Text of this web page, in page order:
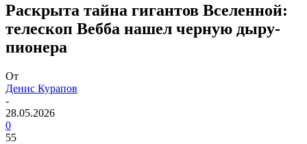
Раскрыта тайна гигантов Вселенной:
телескоп Вебба нашел черную дыру-
пионера
От
Денис Курапов
-
28.05.2026
0
55